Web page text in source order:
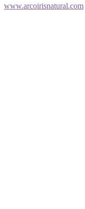
www.arcoirisnatural.com